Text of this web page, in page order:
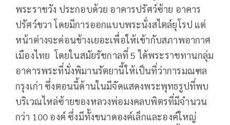
พระราชวัง ประกอบด้วย อาคารปรัศว์ซ้าย อาคาร
ปรัศว์ขวา โดยมีการออกแบบพระนั่งสไตล์ยุโรป แต่
หน้าต่างจะค่อนข้างเยอะเพื่อให้เข้ากับสภาพอากาศ
เมืองไทย โดยในสมัยรัชกาลที่ 5 ได้พระราชทานกลุ่ม
อาคารพระที่นั่งพิมานรัตยานี้ให้เป็นที่ว่าการมณฑล
กรุงเก่า ซึ่งตอนนี้ด้านในมีจัดแสดงพระพุทธรูปที่พบ
บริเวณไหล่ซ้ายของหลวงพ่อมงคลบพิตรที่มีจำนวน
กว่า 100 องค์ ซึ่งมีทั้งขนาดองค์เล็กและองค์ใหญ่